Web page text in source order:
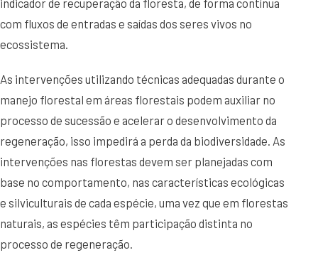
indicador de recuperação da floresta, de forma contínua
com fluxos de entradas e saídas dos seres vivos no
ecossistema.
As intervenções utilizando técnicas adequadas durante o
manejo florestal em áreas florestais podem auxiliar no
processo de sucessão e acelerar o desenvolvimento da
regeneração, isso impedirá a perda da biodiversidade. As
intervenções nas florestas devem ser planejadas com
base no comportamento, nas características ecológicas
e silviculturais de cada espécie, uma vez que em florestas
naturais, as espécies têm participação distinta no
processo de regeneração.